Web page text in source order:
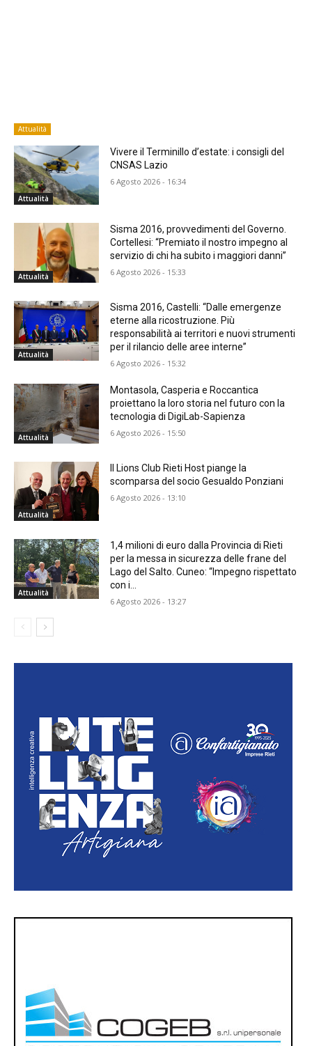
Attualità
Attualità
Vivere il Terminillo d’estate: i consigli del
CNSAS Lazio
6 Agosto 2026 - 16:34
Attualità
Sisma 2016, provvedimenti del Governo.
Cortellesi: “Premiato il nostro impegno al
servizio di chi ha subito i maggiori danni”
6 Agosto 2026 - 15:33
Attualità
Sisma 2016, Castelli: “Dalle emergenze
eterne alla ricostruzione. Più
responsabilità ai territori e nuovi strumenti
per il rilancio delle aree interne”
6 Agosto 2026 - 15:32
Attualità
Montasola, Casperia e Roccantica
proiettano la loro storia nel futuro con la
tecnologia di DigiLab-Sapienza
6 Agosto 2026 - 15:50
Attualità
Il Lions Club Rieti Host piange la
scomparsa del socio Gesualdo Ponziani
6 Agosto 2026 - 13:10
Attualità
1,4 milioni di euro dalla Provincia di Rieti
per la messa in sicurezza delle frane del
Lago del Salto. Cuneo: “Impegno rispettato
con i...
6 Agosto 2026 - 13:27